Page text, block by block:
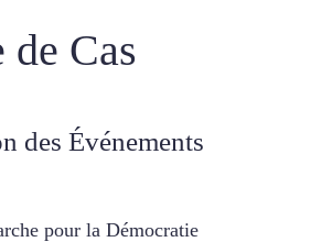
de Cas
des Événements
pour la Démocratie